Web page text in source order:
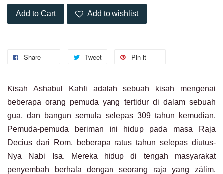
Add to Cart Add to wishlist
Share Tweet Pin it
Kisah Ashabul Kahfi adalah sebuah kisah mengenai
beberapa orang pemuda yang tertidur di dalam sebuah
gua, dan bangun semula selepas 309 tahun kemudian.
Pemuda-pemuda beriman ini hidup pada masa Raja
Decius dari Rom, beberapa ratus tahun selepas diutus-
Nya Nabi Isa. Mereka hidup di tengah masyarakat
penyembah berhala dengan seorang raja yang zálim.